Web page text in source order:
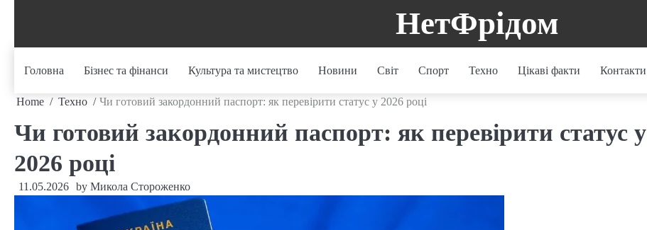
НетФрідом
Головна Бізнес та фінанси Культура та мистецтво Новини Світ Спорт Техно Цікаві факти Контакти
Home Техно Чи готовий закордонний паспорт: як перевірити статус у 2026 році
Чи готовий закордонний паспорт: як перевірити статус у
2026 році
11.05.2026 by Микола Стороженко